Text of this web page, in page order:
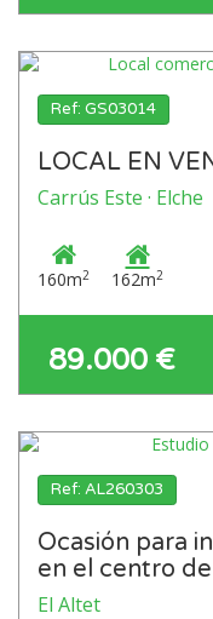
Ref: GS03014
LOCAL EN
Carrús Este · Elche
160m2 162m2
89.000 €
Ref: AL260303
Ocasión para
en el centro
El Altet